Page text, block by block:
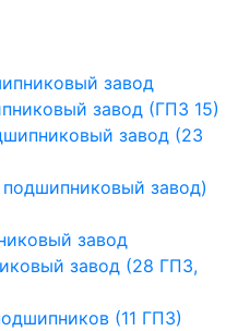
завод
завод (ГПЗ 15)
завод (23
завод)
завод
завод (28 ГПЗ,
(11 ГПЗ)